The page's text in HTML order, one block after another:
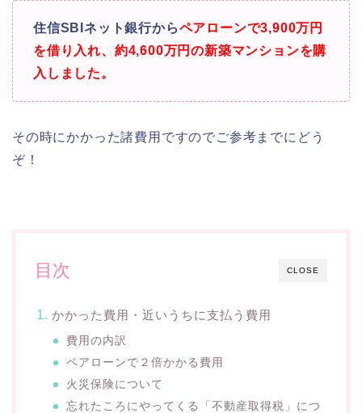
住信SBIネット銀行からペアローンで3,900万円
を借り入れ、約4,600万円の新築マンションを購
入しました。
その時にかかった諸費用ですのでご参考までにどう
ぞ！
CLOSE
目次
かかった費用・近いうちに支払う費用
費用の内訳
ペアローンで２倍かかる費用
火災保険について
忘れたころにやってくる「不動産取得税」につ